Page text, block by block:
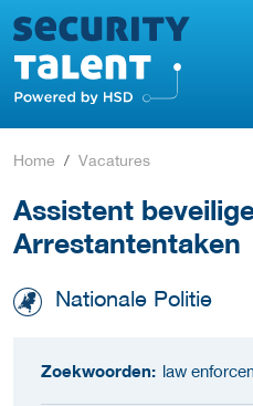
Home Vacatures
Assistent
Arrestantentaken
Nationale Politie
Zoekwoorden: law